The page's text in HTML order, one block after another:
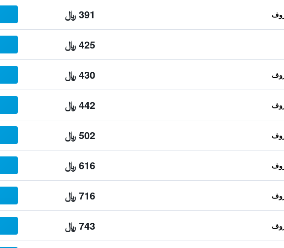
391 ﷼
425 ﷼
430 ﷼
442 ﷼
502 ﷼
616 ﷼
716 ﷼
743 ﷼